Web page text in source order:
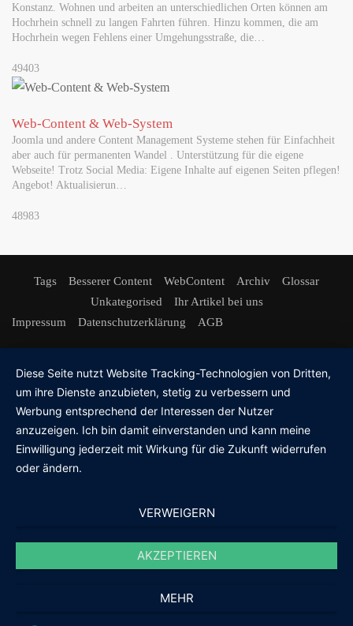
Konstanz. Wohnen und arbeiten an unterschiedlichen Orten können am
Hochrhein schnell zu langen Fahrten führen. Hinzu kommen, die am
Hochrhein wegen Fehlens einer Umgehungsstraße, die…
49403
Web-Content & Web-System
Joomla und andere Content Management Systeme stehen für Einfachheit
aber auch für permanenten Wandel . Unterstützung für die eigene
Webseite! Trotz Social Media: Eigene Inhalte auf eigenen Seiten pflegen!
Angebot! Aktualisierun…
48983
Tags Besserer Content WebContent Archiv
Glossar
Unkategorised
Ihr Artikel bei uns
Impressum
Datenschutzerklärung AGB
Diese Seite nutzt Website Tracking-Technologien von Dritten,
um ihre Dienste anzubieten, stetig zu verbessern und
Werbung entsprechend der Interessen der Nutzer
anzuzeigen. Ich bin damit einverstanden und kann meine
Einwilligung jederzeit mit Wirkung für die Zukunft widerrufen
oder ändern.
VERWEIGERN
AKZEPTIEREN
MEHR